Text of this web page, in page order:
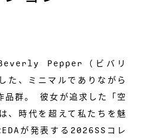
Pepper（ビバリ
た、ミニマルでありながら
品群。 彼女が追求した「空
、時代を超えて私たちを魅
が発表する2026SSコレ